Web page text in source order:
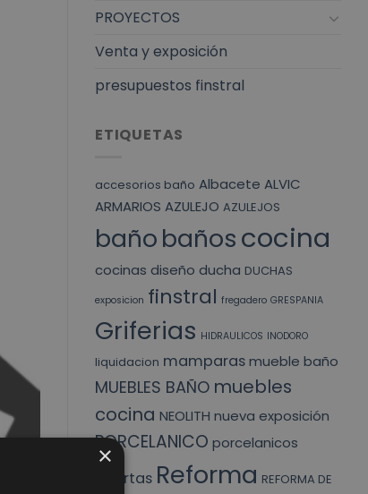
PROYECTOS
Venta y exposición
presupuestos finstral
ETIQUETAS
accesorios baño Albacete ALVIC
ARMARIOS AZULEJO AZULEJOS
bañobañoscocina
cocinas diseño ducha DUCHAS
exposicion finstral fregadero GRESPANIA
Griferias HIDRAULICOS INODORO
liquidacion mamparasmueble baño
MUEBLES BAÑO muebles
cocina NEOLITH nueva exposición
PORCELANICO porcelanicos
puertas Reforma REFORMA DE
×